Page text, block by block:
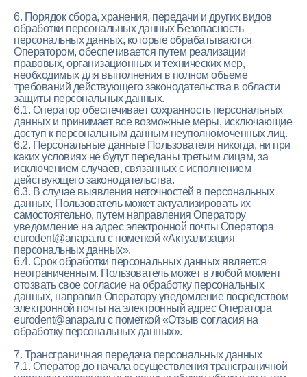
6. Порядок сбора, хранения, передачи и других видов
обработки персональных данных Безопасность
персональных данных, которые обрабатываются
Оператором, обеспечивается путем реализации
правовых, организационных и технических мер,
необходимых для выполнения в полном объеме
требований действующего законодательства в области
защиты персональных данных.
6.1. Оператор обеспечивает сохранность персональных
данных и принимает все возможные меры, исключающие
доступ к персональным данным неуполномоченных лиц.
6.2. Персональные данные Пользователя никогда, ни при
каких условиях не будут переданы третьим лицам, за
исключением случаев, связанных с исполнением
действующего законодательства.
6.3. В случае выявления неточностей в персональных
данных, Пользователь может актуализировать их
самостоятельно, путем направления Оператору
уведомление на адрес электронной почты Оператора
eurodent@anapa.ru с пометкой «Актуализация
персональных данных».
6.4. Срок обработки персональных данных является
неограниченным. Пользователь может в любой момент
отозвать свое согласие на обработку персональных
данных, направив Оператору уведомление посредством
электронной почты на электронный адрес Оператора
eurodent@anapa.ru с пометкой «Отзыв согласия на
обработку персональных данных».
7. Трансграничная передача персональных данных
7.1. Оператор до начала осуществления трансграничной
+7 (918) 667-17-16
+7 (918) 347-33-31
Г. АНАПА, УЛ. 40 ЛЕТ ПОБЕДЫ, 114
СТОМАТОЛОГИЯ
ЕВРОДЕНТ